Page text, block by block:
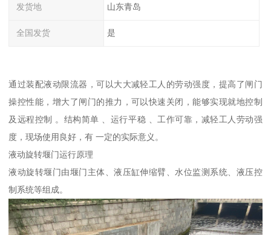
发货地 山东青岛
全国发货 是
通过装配液动限流器，可以大大减轻工人的劳动强度，提高了闸门
操控性能，增大了闸门的推力，可以快速关闭，能够实现就地控制
及远程控制 。结构简单 、运行平稳 、工作可靠，减轻工人劳动强
度，现场使用良好，有 一定的实际意义。
液动旋转堰门运行原理
液动旋转堰门由堰门主体、液压缸伸缩臂、水位监测系统、液压控
制系统等组成。